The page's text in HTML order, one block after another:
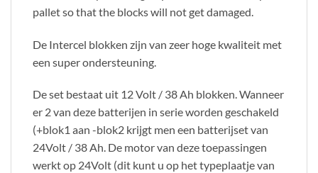
pallet so that the blocks will not get damaged.
De Intercel blokken zijn van zeer hoge kwaliteit met
een super ondersteuning.
De set bestaat uit 12 Volt / 38 Ah blokken. Wanneer
er 2 van deze batterijen in serie worden geschakeld
(+blok1 aan -blok2 krijgt men een batterijset van
24Volt / 38 Ah. De motor van deze toepassingen
werkt op 24Volt (dit kunt u op het typeplaatje van